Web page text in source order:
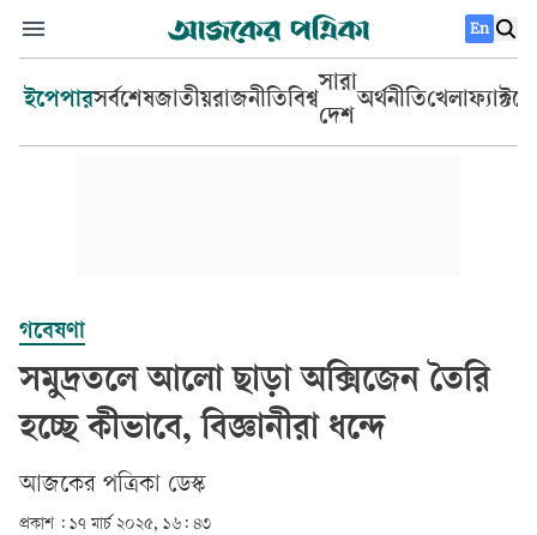
En
ইপেপারসর্বশেষজাতীয়রাজনীতিবিশ্ব
সারা
দেশ
অর্থনীতিখেলা
গবেষণা
সমুদ্রতলে আলো ছাড়া অক্সিজেন তৈরি
হচ্ছে কীভাবে, বিজ্ঞানীরা ধন্দে
আজকের পত্রিকা ডেস্ক­
প্রকাশ : ১৭ মার্চ ২০২৫, ১৬: ৪৩